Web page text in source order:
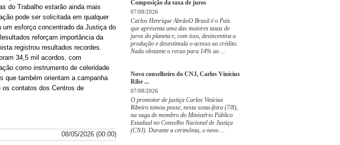
Composição da taxa de juros
07/08/2026
Carlos Henrique AbrãoO Brasil é o País
que apresenta uma das maiores taxas de
juros do planeta e, com isso, desincentiva a
produção e desestimula o acesso ao crédito.
Nada obstante o recuo para 14% ao ...
Novo conselheiro do CNJ, Carlos Vinícius
Ribe ...
07/08/2026
O promotor de justiça Carlos Vinícius
Ribeiro tomou posse, nesta sexta-feira (7/8),
na vaga de membro do Ministério Público
Estadual no Conselho Nacional de Justiça
(CNJ). Durante a cerimônia, o novo ...
do Trabalho estarão ainda mais
pode ser solicitada em qualquer
esforço concentrado da Justiça do
reforçam importância da
registrou resultados recordes.
34,5 mil acordos, com
como instrumento de celeridade
que também orientam a campanha
contatos dos Centros de
08/05/2026 (00:00)